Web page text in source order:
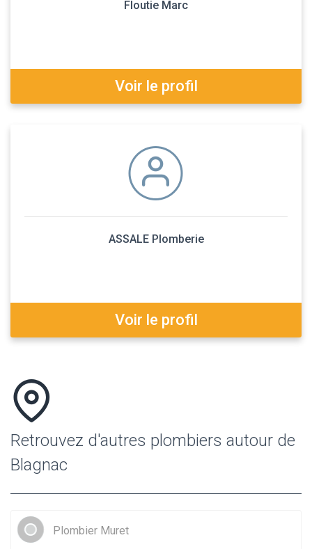
Floutie Marc
Voir le profil
ASSALE Plomberie
Voir le profil
Retrouvez d'autres plombiers autour de
Blagnac
Plombier Muret